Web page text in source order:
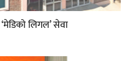
‘मेडिको लिगल’ सेवा